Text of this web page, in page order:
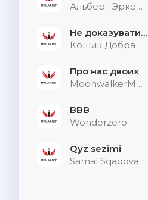
Альберт Эркенов
Не доказувати тим, хто не слухає
Кошик Добра
Про нас двоих
MoonwalkerMusic
BBB
Wonderzero
Qyz sezimi
Samal Sqaqova